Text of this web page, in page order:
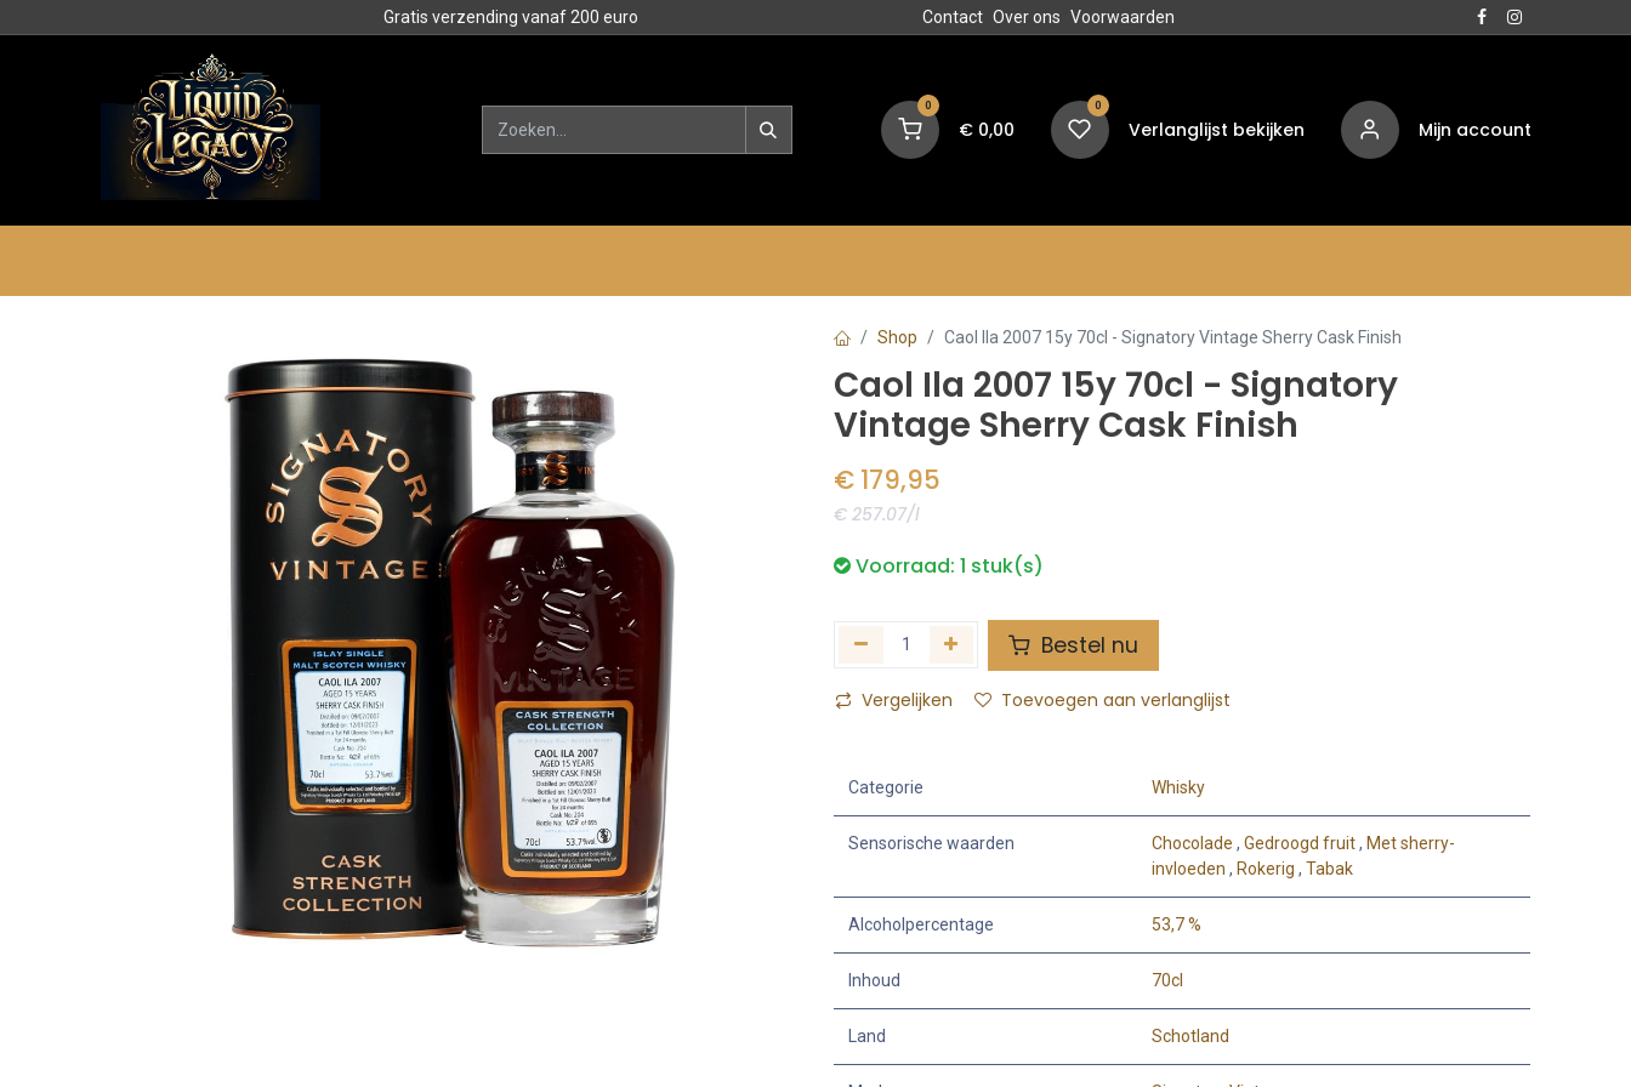
Gratis verzending vanaf 200 euro Contact Over ons Voorwaarden
0
€ 0,00
0
Verlanglijst bekijken Mijn account
Shop Caol Ila 2007 15y 70cl - Signatory Vintage Sherry Cask Finish
Caol Ila 2007 15y 70cl - Signatory
Vintage Sherry Cask Finish
€ 179,95
€ 257.07/l
Voorraad: 1 stuk(s)
Bestel nu
Vergelijken Toevoegen aan verlanglijst
Categorie Whisky
Sensorische waarden Chocolade , Gedroogd fruit, Met sherry-
invloeden , Rokerig , Tabak
Alcoholpercentage 53,7 %
Inhoud 70cl
Land Schotland